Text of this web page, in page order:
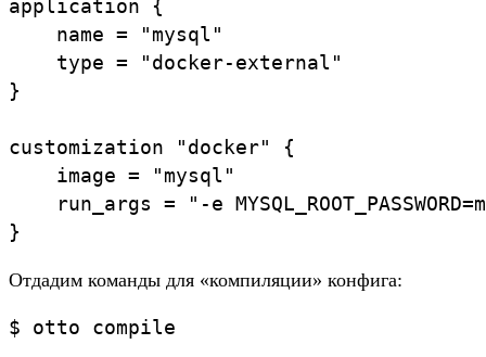
application {
    name = "mysql"
    type = "docker-external"
}
customization "docker" {
    image = "mysql"
run_args = "-e
}
Отдадим команды для «компиляции» конфига:
$ otto compile